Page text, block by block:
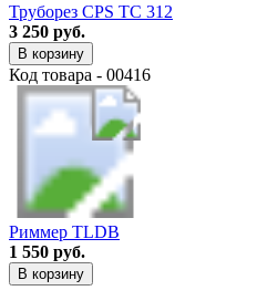
Труборез CPS TC 312
3 250 руб.
В корзину
Код товара - 00416
Риммер TLDB
1 550 руб.
В корзину